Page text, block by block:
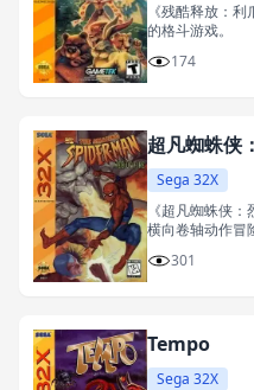
《残酷释放：
的格斗游戏。
174
超凡蜘蛛侠
Sega 32X
《超凡蜘蛛侠
横向卷轴动作冒
301
Tempo
Sega 32X